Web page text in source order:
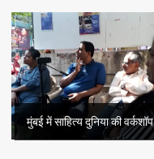
मुंबई में साहित्य दुनिया की वर्कशॉप